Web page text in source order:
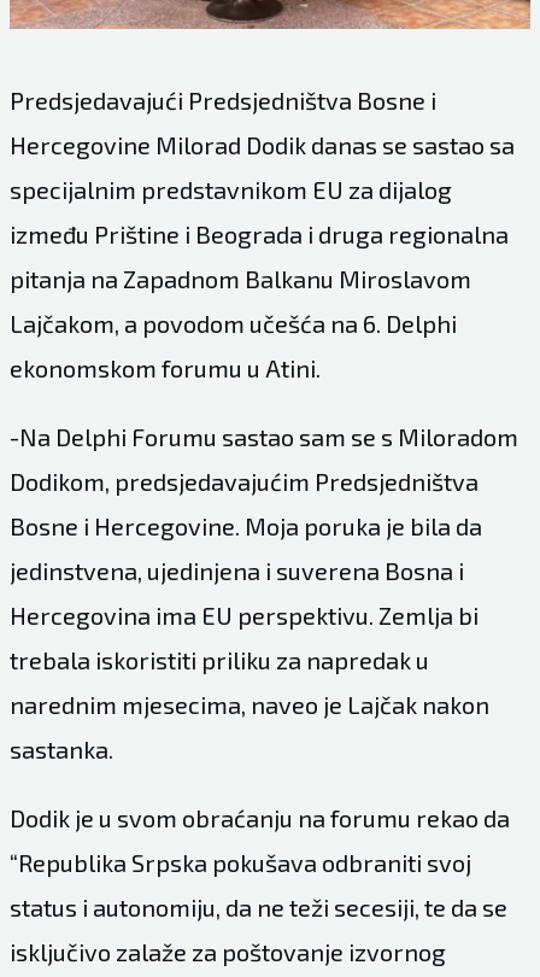
Predsjedavajući Predsjedništva Bosne i
Hercegovine Milorad Dodik danas se sastao sa
specijalnim predstavnikom EU za dijalog
između Prištine i Beograda i druga regionalna
pitanja na Zapadnom Balkanu Miroslavom
Lajčakom, a povodom učešća na 6. Delphi
ekonomskom forumu u Atini.
-Na Delphi Forumu sastao sam se s Miloradom
Dodikom, predsjedavajućim Predsjedništva
Bosne i Hercegovine. Moja poruka je bila da
jedinstvena, ujedinjena i suverena Bosna i
Hercegovina ima EU perspektivu. Zemlja bi
trebala iskoristiti priliku za napredak u
narednim mjesecima, naveo je Lajčak nakon
sastanka.
Dodik je u svom obraćanju na forumu rekao da
“Republika Srpska pokušava odbraniti svoj
status i autonomiju, da ne teži secesiji, te da se
isključivo zalaže za poštovanje izvornog